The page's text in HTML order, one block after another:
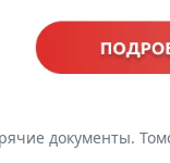
документы.